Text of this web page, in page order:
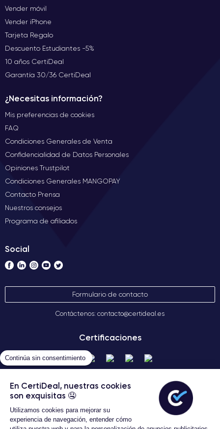
Continúa sin consentimiento
En CertiDeal, nuestras cookies
son exquisitas 🤤
Utilizamos cookies para mejorar su
experiencia de navegación, entender cómo
Vender móvil
Vender iPhone
Tarjeta Regalo
Descuento Estudiantes -5%
10 años CertiDeal
Garantía 30/36 CertiDeal
¿Necesitas información?
Mis preferencias de cookies
FAQ
Condiciones Generales de Venta
Confidencialidad de Datos Personales
Opiniones Trustpilot
Condiciones Generales MANGOPAY
Contacto Prensa
Nuestros consejos
Programa de afiliados
Social
Formulario de contacto
Contáctenos: contacto@certideal.es
Certificaciones